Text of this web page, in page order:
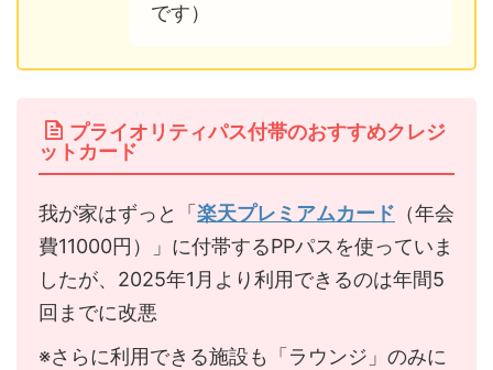
です）
プライオリティパス付帯のおすすめクレジ
ットカード
我が家はずっと「 楽天プレミアムカード （年会
費11000円）」に付帯するPPパスを使っていま
したが、2025年1月より利用できるのは年間5
回までに改悪
※さらに利用できる施設も「ラウンジ」のみに